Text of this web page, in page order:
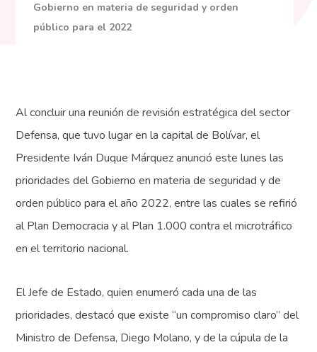
Gobierno en materia de seguridad y orden
público para el 2022
Al concluir una reunión de revisión estratégica del sector
Defensa, que tuvo lugar en la capital de Bolívar, el
Presidente Iván Duque Márquez anunció este lunes las
prioridades del Gobierno en materia de seguridad y de
orden público para el año 2022, entre las cuales se refirió
al Plan Democracia y al Plan 1.000 contra el microtráfico
en el territorio nacional.
El Jefe de Estado, quien enumeró cada una de las
prioridades, destacó que existe “un compromiso claro” del
Ministro de Defensa, Diego Molano, y de la cúpula de la